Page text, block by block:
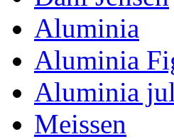
Aluminia
Aluminia
Aluminia
Meissen